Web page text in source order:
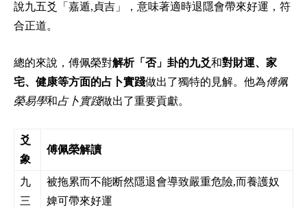
說九五爻「嘉遁,貞吉」，意味著適時退隱會帶來好運，符
合正道。
總的來說，傅佩榮對解析「否」卦的九爻和對財運、家
宅、健康等方面的占卜實踐做出了獨特的見解。他為傅佩
榮易學和占卜實踐做出了重要貢獻。
爻
象
傅佩榮解讀
九
三
被拖累而不能断然隱退會導致嚴重危險,而養護奴
婢可帶來好運